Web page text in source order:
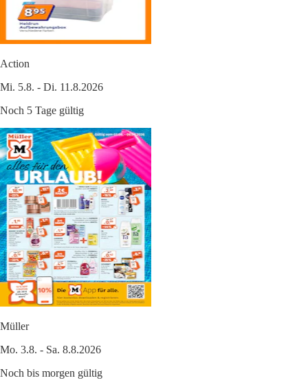
Action
Mi. 5.8. - Di. 11.8.2026
Noch 5 Tage gültig
Müller
Mo. 3.8. - Sa. 8.8.2026
Noch bis morgen gültig